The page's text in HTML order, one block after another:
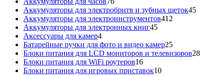
товаров
Аккумуляторы для электробритв и зубных щеток4545
Аккумуляторы для электроинструментов412
Аккумуляторы для электронных книг4545
Аксессуары для камер44
товара
Батарейные ручки для фото и видео камер2525
товаров
Блоки питания для LCD мониторов и телевизоров2828
Блоки питания для WiFi роутеров1616
товаров
Блоки питания для игровых приставок1010